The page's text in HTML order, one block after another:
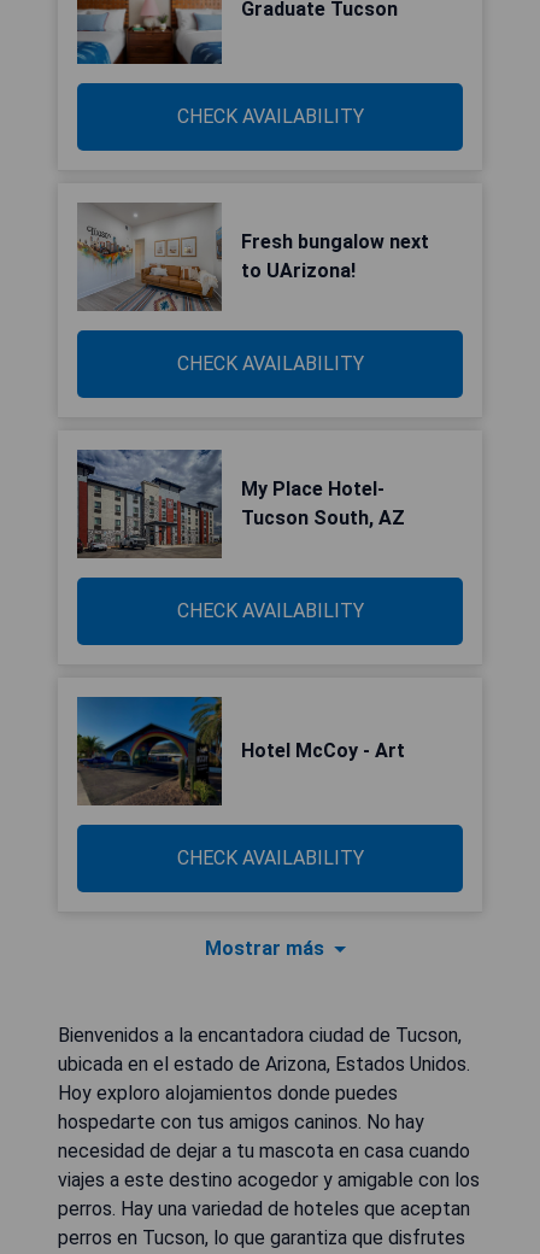
Graduate Tucson
CHECK AVAILABILITY
Fresh bungalow next
to UArizona!
CHECK AVAILABILITY
My Place Hotel-
Tucson South, AZ
CHECK AVAILABILITY
Hotel McCoy - Art
CHECK AVAILABILITY
Mostrar más
Bienvenidos a la encantadora ciudad de Tucson,
ubicada en el estado de Arizona, Estados Unidos.
Hoy exploro alojamientos donde puedes
hospedarte con tus amigos caninos. No hay
necesidad de dejar a tu mascota en casa cuando
viajes a este destino acogedor y amigable con los
perros. Hay una variedad de hoteles que aceptan
perros en Tucson, lo que garantiza que disfrutes